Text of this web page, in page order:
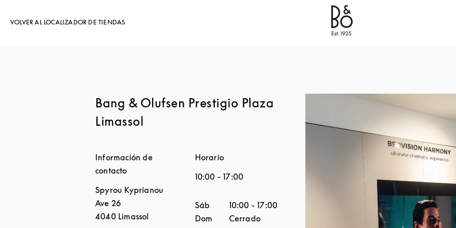
VOLVER AL LOCALIZADOR DE TIENDAS
Bang & Olufsen - Exist to create
Bang & Olufsen Prestigio Plaza
Limassol
Información de
contacto
Spyrou Kyprianou
Ave 26
4040 Limassol
Horario
10:00 - 17:00
Día de la semanaHorario
Sáb 10:00 - 17:00
Dom
Cerrado